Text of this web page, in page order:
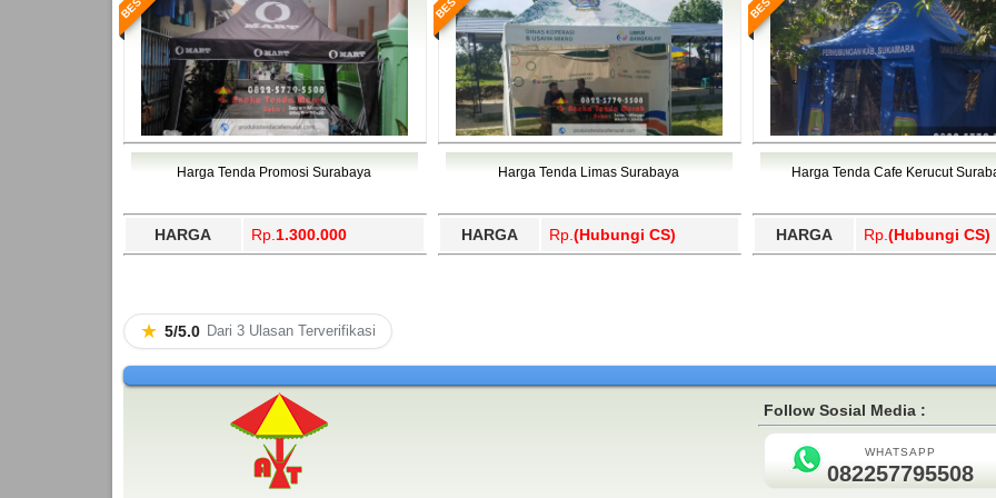
Harga Tenda Promosi Surabaya
HARGA Rp. 1.300.000
Harga Tenda Limas Surabaya
HARGA Rp. (Hubungi CS)
Harga Tenda Cafe Kerucut
HARGA Rp. (Hubungi CS)
★ 5/5.0 Dari 3 Ulasan Terverifikasi
Follow Sosial Media :
WHATSAPP
082257795508